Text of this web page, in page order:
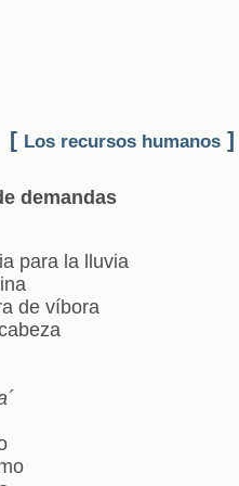
[ Los recursos humanos ]
demandas
para la lluvia
de víbora